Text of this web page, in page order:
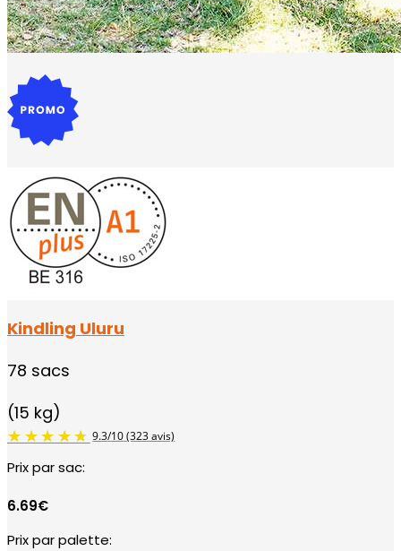
Kindling Uluru
78 sacs
(15 kg)
Prix par sac:
6.69€
Prix par palette: